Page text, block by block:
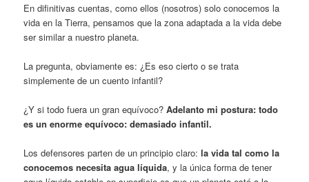
En difinitivas cuentas, como ellos (nosotros) solo conocemos la
vida en la Tierra, pensamos que la zona adaptada a la vida debe
ser similar a nuestro planeta.
La pregunta, obviamente es: ¿Es eso cierto o se trata
simplemente de un cuento infantil?
¿Y si todo fuera un gran equívoco? Adelanto mi postura: todo
es un enorme equívoco: demasiado infantil.
Los defensores parten de un principio claro:la vida tal como la
conocemos necesita agua líquida, y la única forma de tener